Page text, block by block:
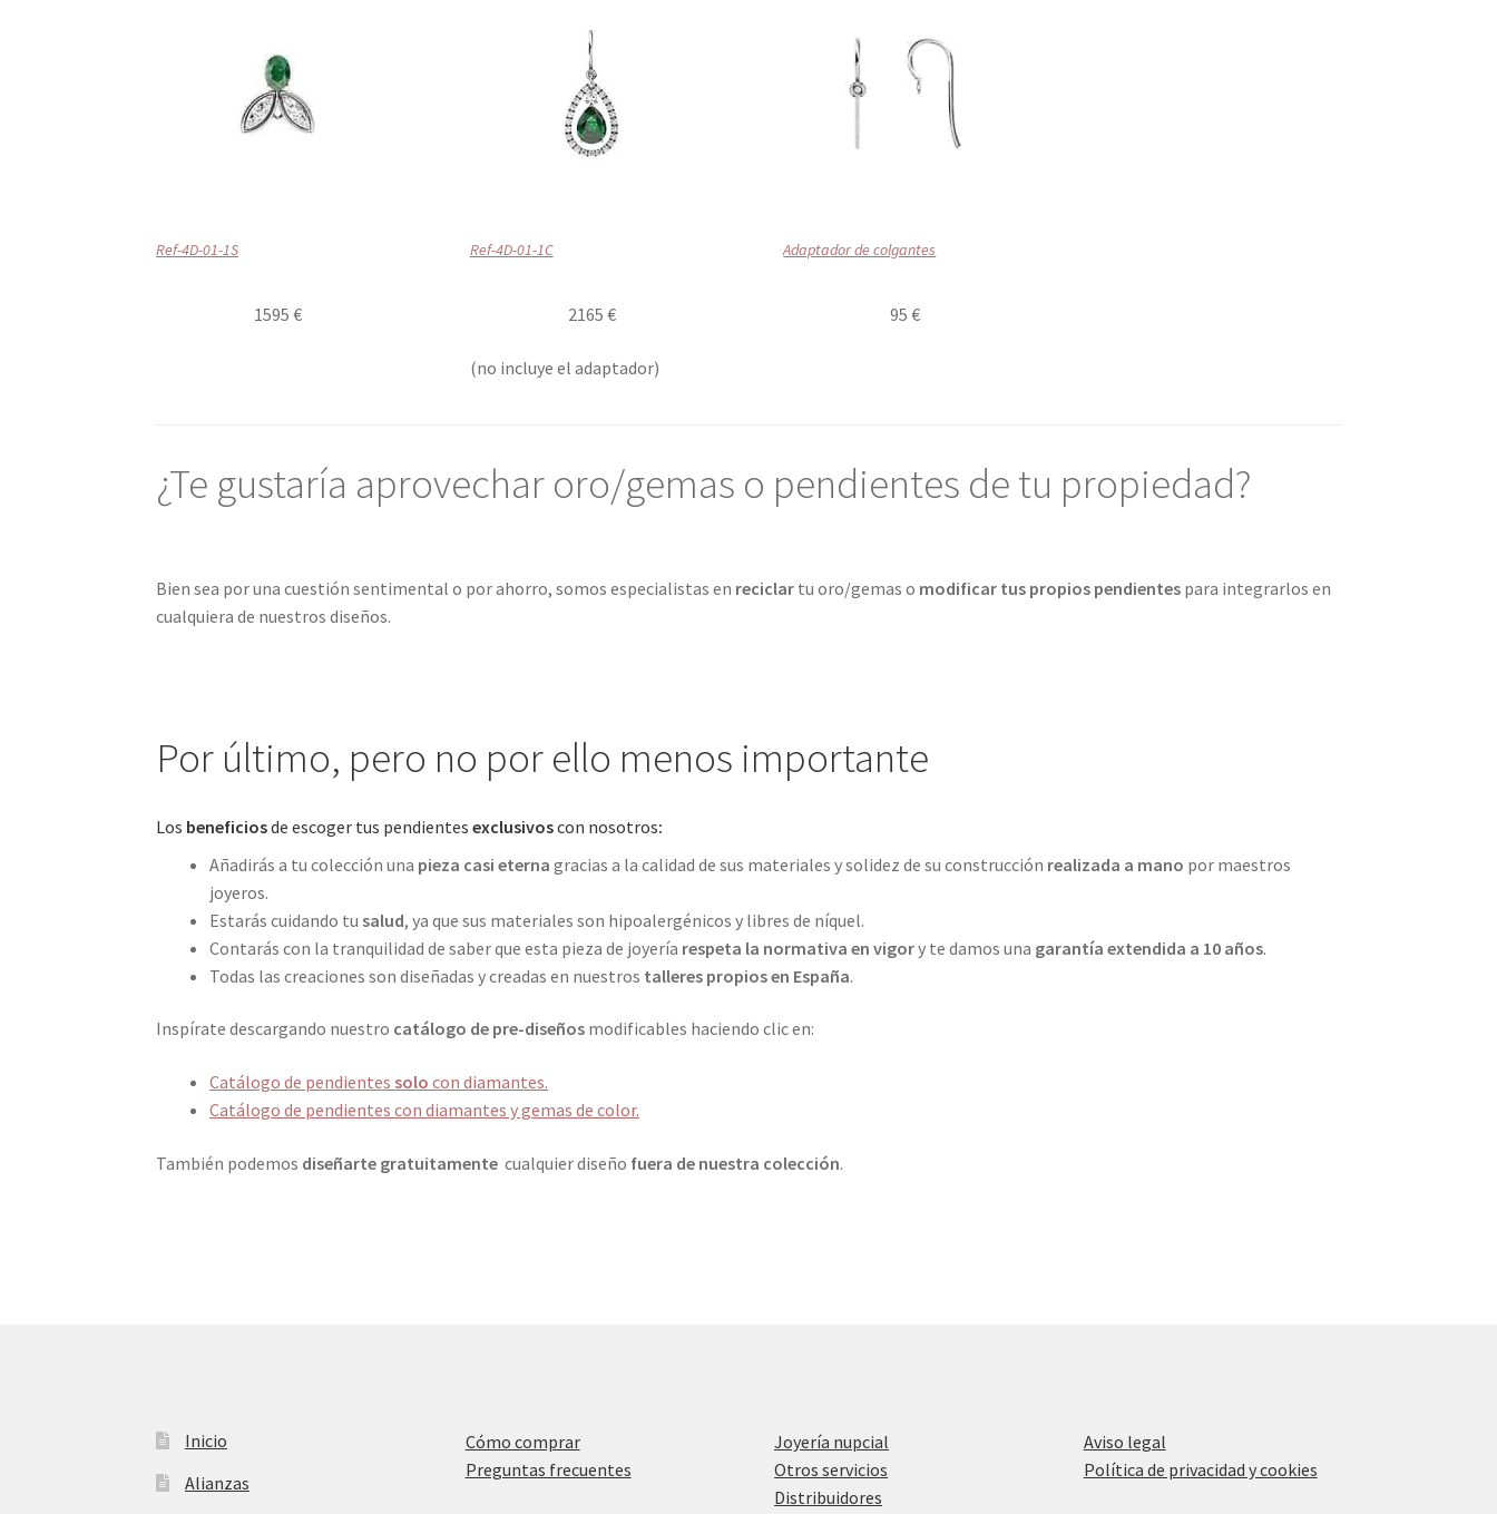
Ref-4D-01-1S
1595 €
Ref-4D-01-1C
2165 €
(no incluye el adaptador)
Adaptador de colgantes
95 €
¿Te gustaría aprovechar oro/gemas o pendientes de tu propiedad?
Bien sea por una cuestión sentimental o por ahorro, somos especialistas en reciclar tu oro/gemas o modificar tus propios pendientes para integrarlos en
cualquiera de nuestros diseños.
Por último, pero no por ello menos importante
Los beneficiosde escoger tus pendientesexclusivoscon nosotros:
Añadirás a tu colección una pieza casi eterna gracias a la calidad de sus materiales y solidez de su construcción realizada a mano por maestros
joyeros.
Estarás cuidando tusalud, ya que sus materiales son hipoalergénicos y libres de níquel.
Contarás con la tranquilidad de saber que esta pieza de joyería respeta la normativa en vigory te damos una garantía extendida a 10 años.
Todas las creaciones son diseñadas y creadas en nuestros talleres propiosen España.
Inspírate descargando nuestro catálogo de pre-diseños modificables haciendo clic en:
Catálogo de pendientessolo con diamantes.
Catálogo de pendientes con diamantes y gemas de color.
También podemos diseñarte gratuitamente cualquier diseño fuera de nuestra colección.
Inicio
Alianzas
Cómo comprar
Preguntas frecuentes
Joyería nupcial
Otros servicios
Distribuidores
Aviso legal
Política de privacidad y cookies